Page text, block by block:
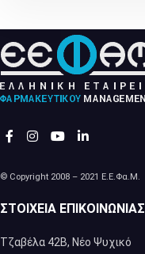
© Copyright 2008 – 2021 Ε.Ε.Φα.Μ.
ΣΤΟΙΧΕΊΑ ΕΠΙΚΟΙΝΩΝΊΑΣ
Τζαβέλα 42Β, Νέο Ψυχικό